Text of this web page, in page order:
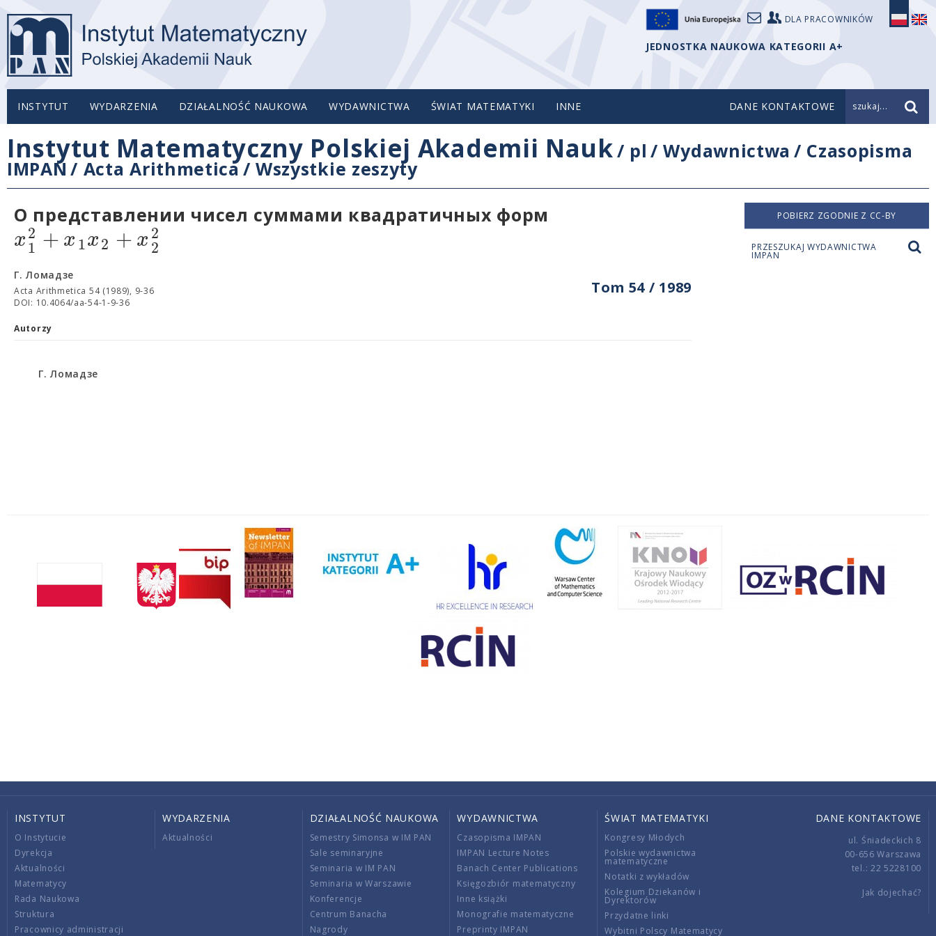
DLA PRACOWNIKÓW
JEDNOSTKA NAUKOWA KATEGORII A+
INSTYTUT WYDARZENIA DZIAŁALNOŚĆ NAUKOWA WYDAWNICTWA ŚWIAT MATEMATYKI INNE DANE KONTAKTOWE szukaj...
Instytut Matematyczny Polskiej Akademii Nauk/ pl /Wydawnictwa / Czasopisma
IMPAN / Acta Arithmetica/ Wszystkie zeszyty
О представлении чисел суммами квадратичных форм
x2
1 +x1x2 +x2
2
Tom 54 / 1989
Г. Ломадзе
Acta Arithmetica 54 (1989), 9-36
DOI: 10.4064/aa-54-1-9-36
Autorzy
Г. Ломадзе
POBIERZ ZGODNIE Z CC-BY
PRZESZUKAJ WYDAWNICTWA
IMPAN
INSTYTUT
O Instytucie
Dyrekcja
Aktualności
Matematycy
Rada Naukowa
Struktura
Pracownicy administracji
WYDARZENIA
Aktualności
DZIAŁALNOŚĆ NAUKOWA
Semestry Simonsa w IM PAN
Sale seminaryjne
Seminaria w IM PAN
Seminaria w Warszawie
Konferencje
Centrum Banacha
Nagrody
WYDAWNICTWA
Czasopisma IMPAN
IMPAN Lecture Notes
Banach Center Publications
Księgozbiór matematyczny
Inne książki
Monografie matematyczne
Preprinty IMPAN
ŚWIAT MATEMATYKI
Kongresy Młodych
Polskie wydawnictwa
matematyczne
Notatki z wykładów
Kolegium Dziekanów i
Dyrektorów
Przydatne linki
Wybitni Polscy Matematycy
DANE KONTAKTOWE
ul. Śniadeckich 8
00-656 Warszawa
tel.: 22 5228100
Jak dojechać?